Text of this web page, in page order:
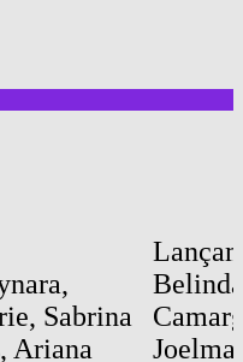
Sabrina
Ariana